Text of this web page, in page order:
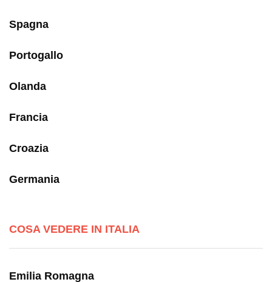
Spagna
Portogallo
Olanda
Francia
Croazia
Germania
COSA VEDERE IN ITALIA
Emilia Romagna